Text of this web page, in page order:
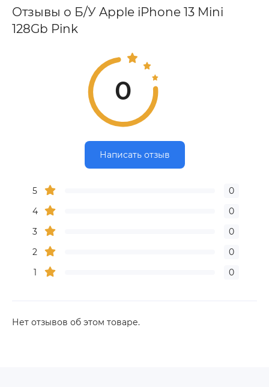
Отзывы о Б/У Apple iPhone 13 Mini
128Gb Pink
0
Написать отзыв
5
0
4
0
3
0
2
0
1
0
Нет отзывов об этом товаре.